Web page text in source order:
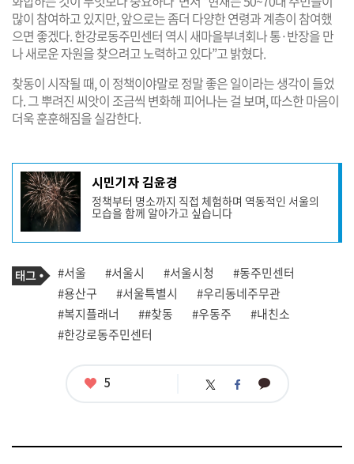
많이 참여하고 있지만, 앞으로는 좀더 다양한 연령과 계층이 참여했
으면 좋겠다. 한강로동주민센터 역시 새마을부녀회나 통·반장을 만
나 새로운 자원을 찾으려고 노력하고 있다”고 밝혔다.
찾동이 시작될 때, 이 정책이야말로 정말 좋은 일이라는 생각이 들었
다. 그 뿌려진 씨앗이 조금씩 변화해 피어나는 걸 보며, 따스한 마음이
더욱 훈훈해짐을 실감한다.
기
사
작
성
자
프
필
시민기자 김윤경
정책부터 명소까지 직접 체험하며 역동적인 서울의
모습을 함께 알아가고 싶습니다
기
사
관
련
태
그
태
그
#서울 #서울시 #서울시청
#동주민센터
#용산구
#서울특별시
#우리동네주무관
#복지플래너
##찾동 #우동주
#내친소
#한강로동주민센터
좋
5 트 페 카